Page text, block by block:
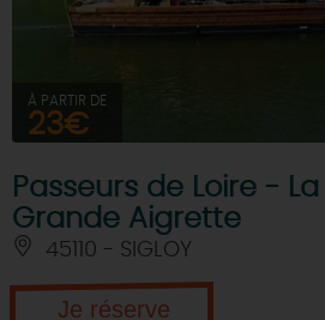
À PARTIR DE
23€
Passeurs de Loire - La
Grande Aigrette
45110 - SIGLOY
Je réserve